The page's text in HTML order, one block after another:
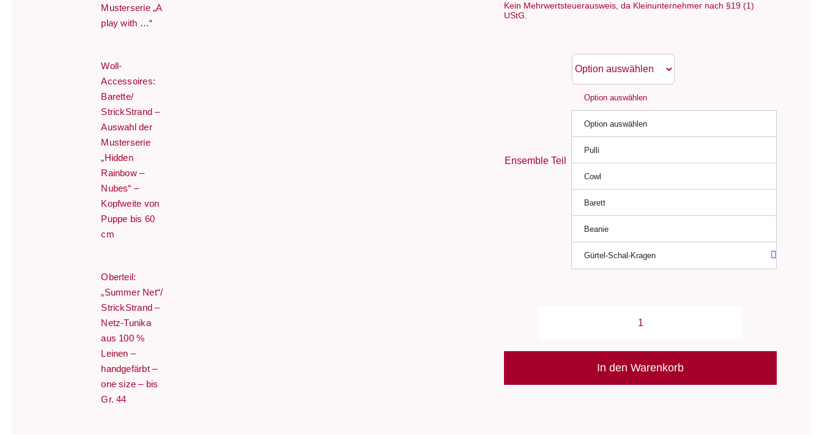
Musterserie „A
play with …“
Woll-
Accessoires:
Barette/
StrickStrand –
Auswahl der
Musterserie
„Hidden
Rainbow –
Nubes“ –
Kopfweite von
Puppe bis 60
cm
Oberteil:
„Summer Net“/
StrickStrand –
Netz-Tunika
aus 100 %
Leinen –
handgefärbt –
one size – bis
Gr. 44
Kein Mehrwertsteuerausweis, da Kleinunternehmer nach §19 (1)
UStG.
Ensemble Teil
Option auswählen
Option auswählen
Pulli
Cowl
Barett
Beanie
Gürtel-Schal-Kragen
"Pisces"/
In den Warenkorb